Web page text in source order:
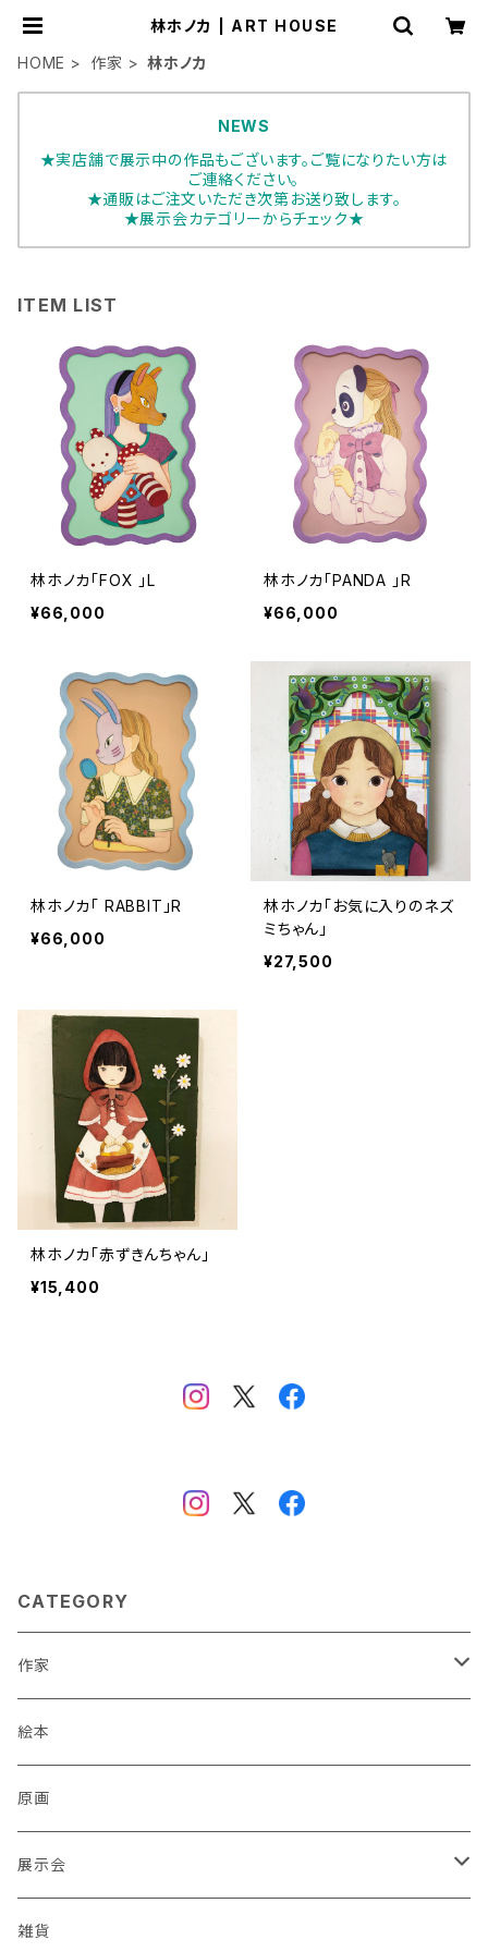
林ホノカ | ART HOUSE
HOME
作家 林ホノカ
NEWS
★実店舗で展示中の作品もございます。ご覧になりたい方は
ご連絡ください。
★通販はご注文いただき次第お送り致します。
★展示会カテゴリーからチェック★
ITEM LIST
林ホノカ「FOX 」L
¥66,000
林ホノカ「PANDA 」R
¥66,000
林ホノカ「 RABBIT」R
¥66,000
林ホノカ「お気に入りのネズ
ミちゃん」
¥27,500
林ホノカ「赤ずきんちゃん」
¥15,400
CATEGORY
作家
蒼川わか
あきやまりか
ashika
足立真人
絵本
原画
展示会
Mori / Kosamu.An 「トトニョロ 初展」
雑貨